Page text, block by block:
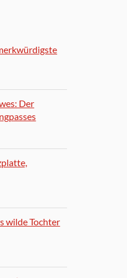
Der
wilde Tochter